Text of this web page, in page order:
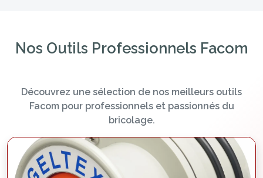
Nos Outils Professionnels Facom
Découvrez une sélection de nos meilleurs outils
Facom pour professionnels et passionnés du
bricolage.